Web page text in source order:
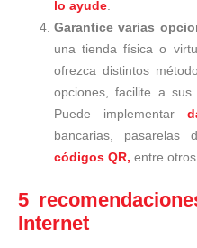
lo ayude
Garantice varias
una tienda física o
ofrezca distintos
opciones, facilite a sus
Puede implementar
bancarias, pasarelas
códigos QR, entre otros.
5
Internet